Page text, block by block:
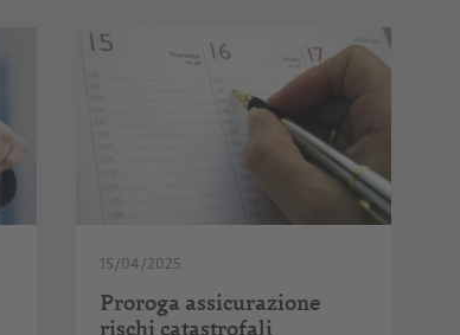
15/04/2025
Proroga assicurazione
rischi catastrofali